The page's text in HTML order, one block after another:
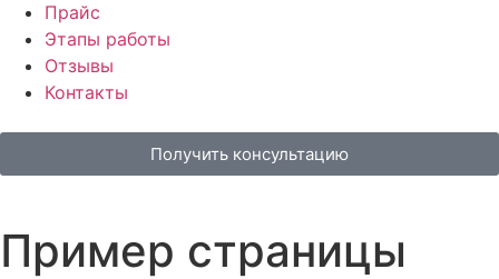
Прайс
Этапы работы
Отзывы
Контакты
Получить консультацию
Пример страницы